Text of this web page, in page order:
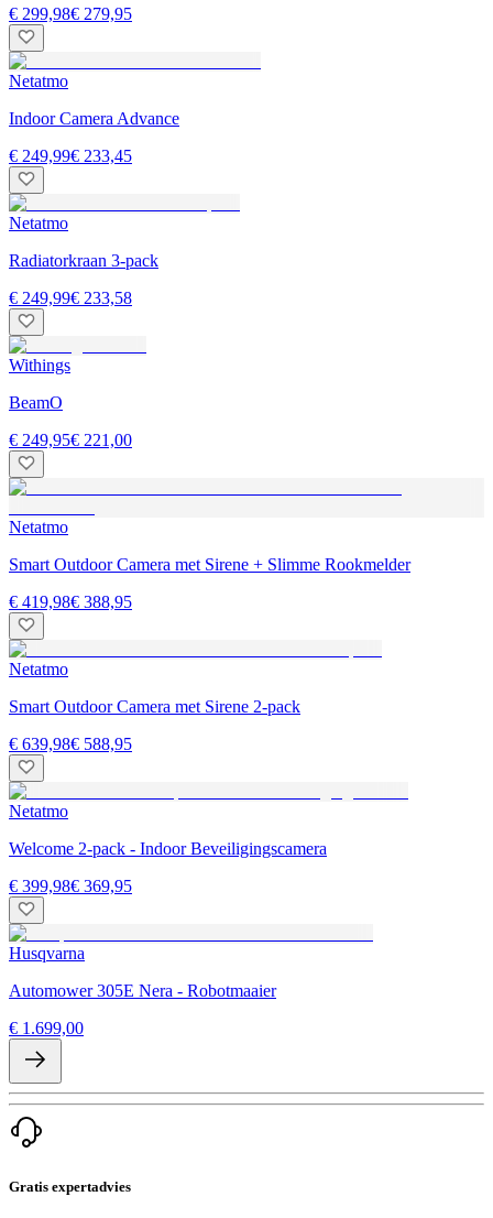
€ 299,98€ 279,95
Netatmo
Indoor Camera Advance
€ 249,99€ 233,45
Netatmo
Radiatorkraan 3-pack
€ 249,99€ 233,58
Withings
BeamO
€ 249,95€ 221,00
Netatmo
Smart Outdoor Camera met Sirene + Slimme Rookmelder
€ 419,98€ 388,95
Netatmo
Smart Outdoor Camera met Sirene 2-pack
€ 639,98€ 588,95
Netatmo
Welcome 2-pack - Indoor Beveiligingscamera
€ 399,98€ 369,95
Husqvarna
Automower 305E Nera - Robotmaaier
€ 1.699,00
Gratis expertadvies